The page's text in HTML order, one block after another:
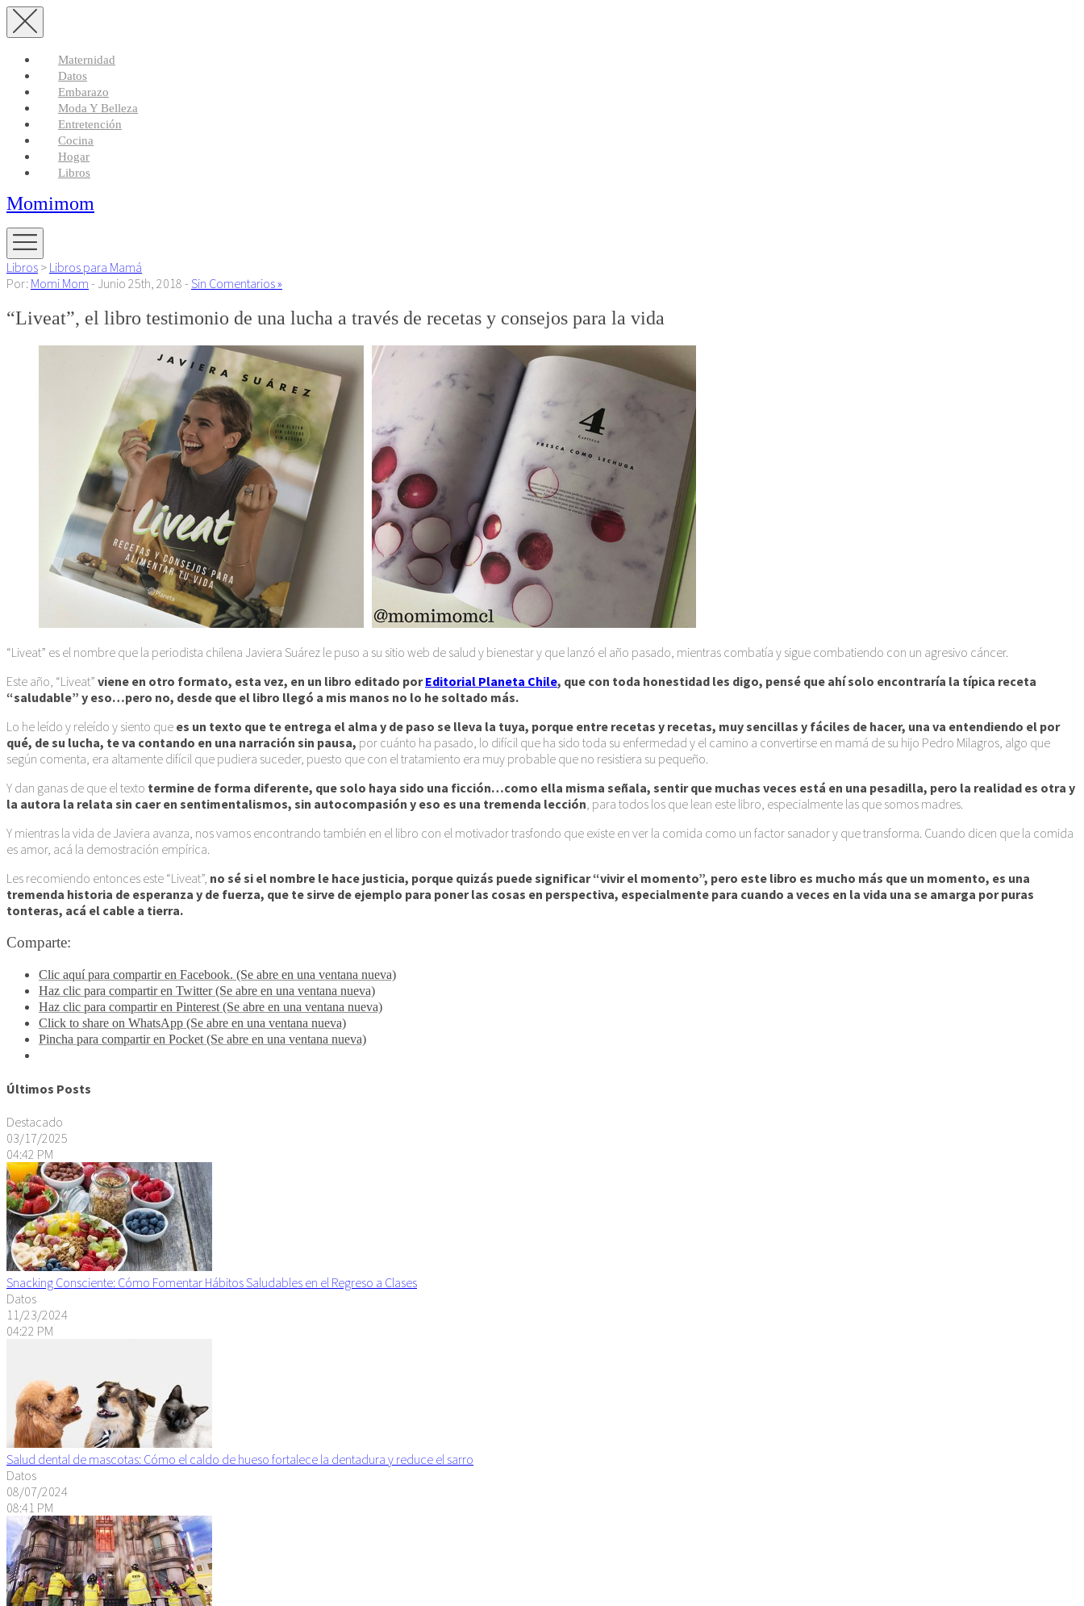
Maternidad
Datos
Embarazo
Moda Y Belleza
Entretención
Cocina
Hogar
Libros
Momimom
Libros > Libros para Mamá
Por: Momi Mom - Junio 25th, 2018 - Sin Comentarios »
“Liveat”, el libro testimonio de una lucha a través de recetas y consejos para la vida
“Liveat” es el nombre que la periodista chilena Javiera Suárez le puso a su sitio web de salud y bienestar y que lanzó el año pasado, mientras combatía y sigue combatiendo con un agresivo cáncer.
Este año, “Liveat” viene en otro formato, esta vez, en un libro editado porEditorial Planeta Chile, que con toda honestidad les digo, pensé que ahí solo encontraría la típica receta
“saludable” y eso…pero no, desde que el libro llegó a mis manos no lo he soltado más.
Lo he leído y releído y siento que es un texto que te entrega el alma y de paso se lleva la tuya, porque entre recetas y recetas, muy sencillas y fáciles de hacer, una va entendiendo el por
qué, de su lucha, te va contando en una narración sin pausa, por cuánto ha pasado, lo difícil que ha sido toda su enfermedad y el camino a convertirse en mamá de su hijo Pedro Milagros, algo que
según comenta, era altamente difícil que pudiera suceder, puesto que con el tratamiento era muy probable que no resistiera su pequeño.
Y dan ganas de que el texto termine de forma diferente, que solo haya sido una ficción…como ella misma señala, sentir que muchas veces está en una pesadilla, pero la realidad es otra y
la autora la relata sin caer en sentimentalismos, sin autocompasión y eso es una tremenda lección , para todos los que lean este libro, especialmente las que somos madres.
Y mientras la vida de Javiera avanza, nos vamos encontrando también en el libro con el motivador trasfondo que existe en ver la comida como un factor sanador y que transforma. Cuando dicen que la comida
es amor, acá la demostración empírica.
Les recomiendo entonces este “Liveat”, no sé si el nombre le hace justicia, porque quizás puede significar “vivir el momento”, pero este libro es mucho más que un momento, es una
tremenda historia de esperanza y de fuerza, que te sirve de ejemplo para poner las cosas en perspectiva, especialmente para cuando a veces en la vida una se amarga por puras
tonteras, acá el cable a tierra.
Comparte:
Clic aquí para compartir en Facebook. (Se abre en una ventana nueva)
Haz clic para compartir en Twitter (Se abre en una ventana nueva)
Haz clic para compartir en Pinterest (Se abre en una ventana nueva)
Click to share on WhatsApp (Se abre en una ventana nueva)
Pincha para compartir en Pocket (Se abre en una ventana nueva)
Últimos Posts
Destacado
03/17/2025
04:42 PM
Snacking Consciente: Cómo Fomentar Hábitos Saludables en el Regreso a Clases
Datos
11/23/2024
04:22 PM
Salud dental de mascotas: Cómo el caldo de hueso fortalece la dentadura y reduce el sarro
Datos
08/07/2024
08:41 PM